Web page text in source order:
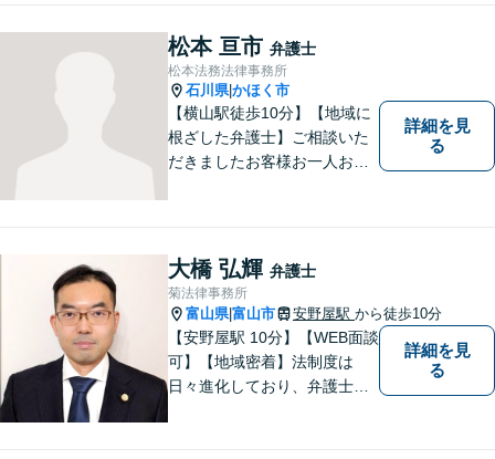
交渉などの代理人活動を行い
ます。顧問契約先の法律相
談、個人の方の法律相談対応
も。
松本 亘市 弁護士
松本法務法律事務所
石川県|かほく市
【横山駅徒歩10分】【地域に
根ざした弁護士】ご相談いた
だきましたお客様お一人お一
婚問題／相続問題／刑事事件
など、幅広く対応可能。【夜
間／休日対応可能】どうぞお
気軽にご相談ください。
詳細を見
る
大橋 弘輝 弁護士
菊法律事務所
富山県|富山市 安野屋駅 から徒歩10分
【安野屋駅 10分】【WEB面談
可】【地域密着】法制度は
日々進化しており、弁護士に
詳細を見
る